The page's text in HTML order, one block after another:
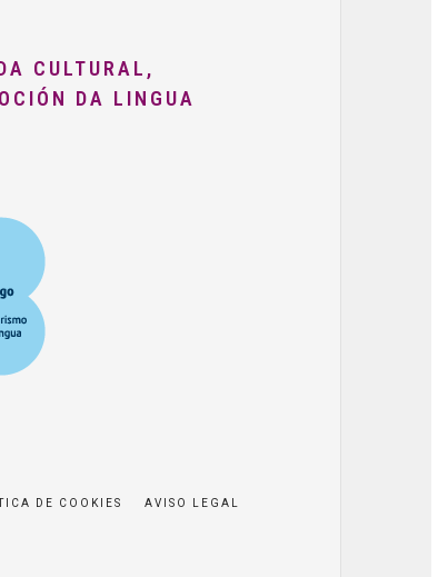
CULTURAL,
DA LINGUA
DE COOKIES
AVISO LEGAL